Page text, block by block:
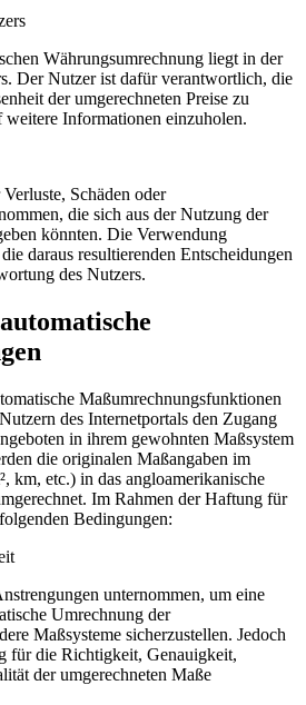
Währungsumrechnung liegt in der
Der Nutzer ist dafür verantwortlich, die
der umgerechneten Preise zu
Informationen einzuholen.
Schäden oder
die sich aus der Nutzung der
könnten. Die Verwendung
daraus resultierenden Entscheidungen
des Nutzers.
Maßumrechnungsfunktionen
des Internetportals den Zugang
in ihrem gewohnten Maßsystem
die originalen Maßangaben im
km, etc.) in das angloamerikanische
Im Rahmen der Haftung für
Bedingungen:
unternommen, um eine
Umrechnung der
Maßsysteme sicherzustellen. Jedoch
für die Richtigkeit, Genauigkeit,
der umgerechneten Maße